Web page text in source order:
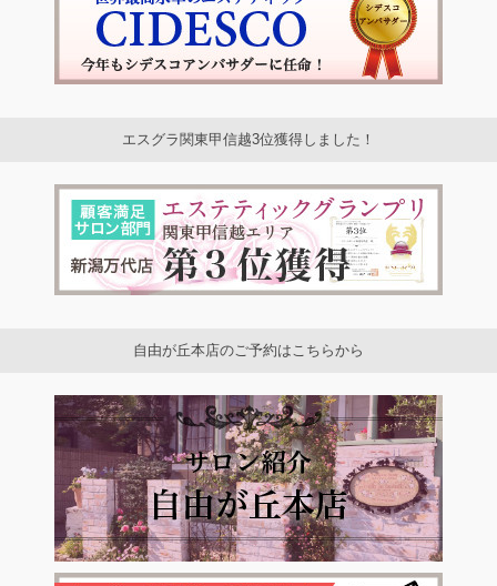
エスグラ関東甲信越3位獲得しました！
自由が丘本店のご予約はこちらから